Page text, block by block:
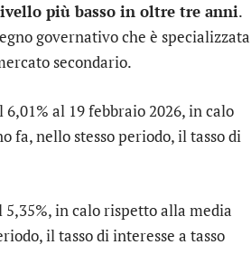
più basso in oltre tre anni.
governativo che è specializzata
secondario.
al 19 febbraio 2026, in calo
fa, nello stesso periodo, il tasso di
in calo rispetto alla media
il tasso di interesse a tasso